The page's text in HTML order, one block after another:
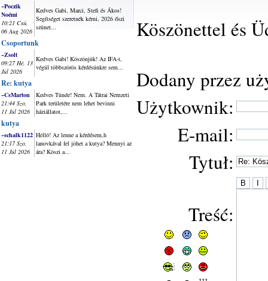
~Poczik
Noémi
10:21 Csü,
06 Aug 2026
Kedves Gabi, Marci, Stefi és Ákos!
Segítséget szeretnék kérni, 2026 őszi
szünet...
Csoportunk
~Zsolt
09:27 Hé, 13
Júl 2026
Kedves Gabi! Köszönjük! Az IFA-t,
végül többszörös kérdésünkre sem...
Re: kutya
~CsMarton
21:44 Szo,
11 Júl 2026
Kedves Tünde! Nem. A Tátrai Nemzeti
Park területére nem lehet bevinni
háziállatot,...
kutya
~schalk1122
21:17 Szo,
11 Júl 2026
Helló! Az lenne a kérdésem,h
lanovkával fel jöhet a kutya? Mennyi az
ára? Köszi a...
Köszönettel és
Dodany przez
Użytkownik:
E-mail:
Tytuł:
Treść: